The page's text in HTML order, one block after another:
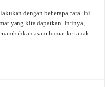
dengan beberapa cara. Ini
yang kita dapatkan. Intinya,
asam humat ke tanah.